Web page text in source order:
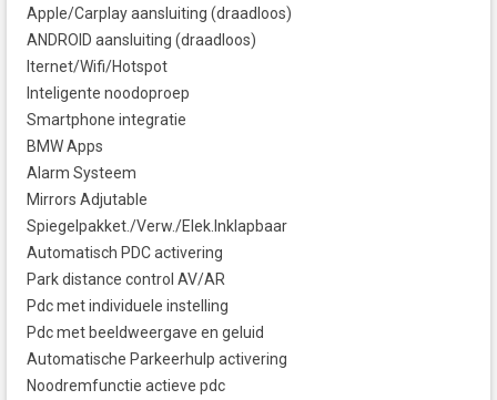
Apple/Carplay aansluiting (draadloos)
ANDROID aansluiting (draadloos)
Iternet/Wifi/Hotspot
Inteligente noodoproep
Smartphone integratie
BMW Apps
Alarm Systeem
Mirrors Adjutable
Spiegelpakket./Verw./Elek.Inklapbaar
Automatisch PDC activering
Park distance control AV/AR
Pdc met individuele instelling
Pdc met beeldweergave en geluid
Automatische Parkeerhulp activering
Noodremfunctie actieve pdc